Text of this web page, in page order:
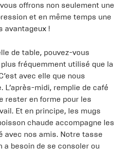
offrons non seulement une
et en même temps une
avantageux !
de table, pouvez-vous
fréquemment utilisé que la
avec elle que nous
L’après-midi, remplie de café
rester en forme pour les
Et en principe, les mugs
chaude accompagne les
avec nos amis. Notre tasse
a besoin de se consoler ou